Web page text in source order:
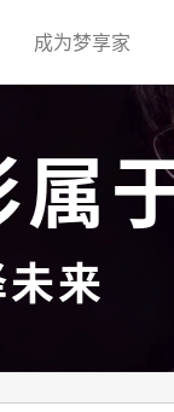
成为梦享家
属
来